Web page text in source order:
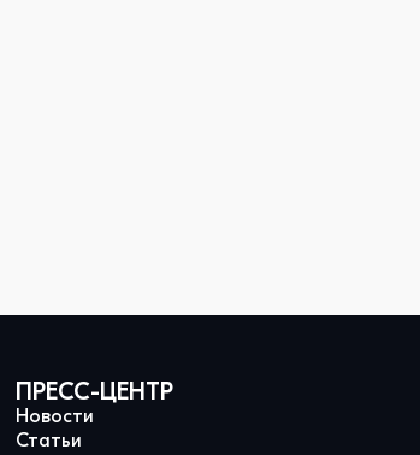
ПРЕСС-ЦЕНТР
Новости
Статьи